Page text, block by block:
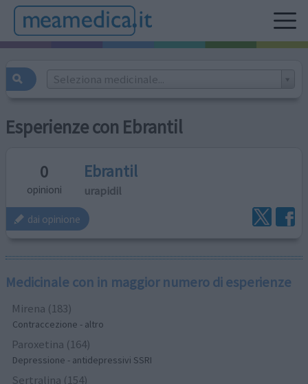
Seleziona medicinale...
Esperienze con Ebrantil
0
opinioni
Ebrantil
urapidil
dai opinione
Medicinale con in maggior numero di esperienze
Mirena (183)
Contraccezione - altro
Paroxetina (164)
Depressione - antidepressivi SSRI
Sertralina (154)